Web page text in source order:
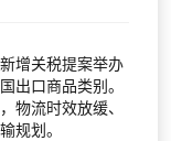
增关税提案举办
出口商品类别。
物流时效放缓、
规划。